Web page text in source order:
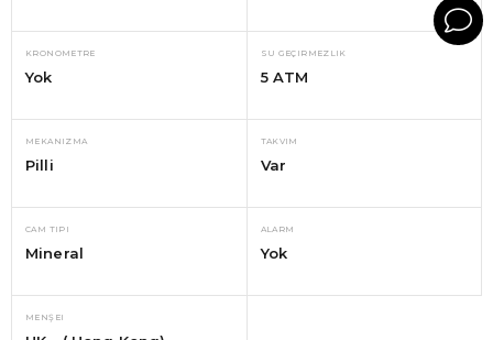
KRONOMETRE
Yok
SU GEÇIRMEZLIK
5 ATM
MEKANIZMA
Pilli
TAKVIM
Var
CAM TIPI
Mineral
ALARM
Yok
MENŞEI